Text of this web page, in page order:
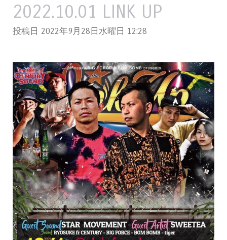
2022.10.01 LINK UP
投稿日 2022年9月28日水曜日 12:28